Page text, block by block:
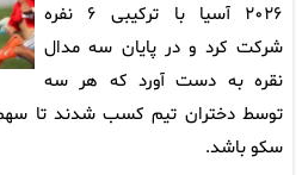
۲۰۲۶ آسیا با ترکیبی ۶ نفره
شرکت کرد و در پایان سه مدال
نقره به دست آورد که هر سه
توسط دختران تیم کسب شدند تا
سکو باشد.